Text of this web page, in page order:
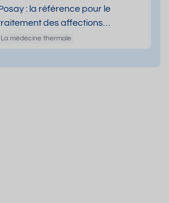
: la référence pour le
des affections
dermatologiques
La médecine thermale